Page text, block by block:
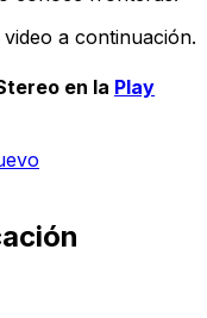
a continuación.
en la Play